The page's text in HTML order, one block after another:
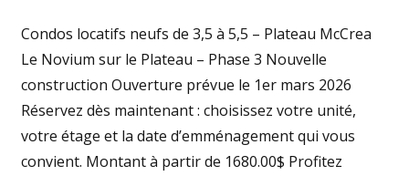
Condos locatifs neufs de 3,5 à 5,5 – Plateau McCrea
Le Novium sur le Plateau – Phase 3 Nouvelle
construction Ouverture prévue le 1er mars 2026
Réservez dès maintenant : choisissez votre unité,
votre étage et la date d’emménagement qui vous
convient. Montant à partir de 1680.00$ Profitez